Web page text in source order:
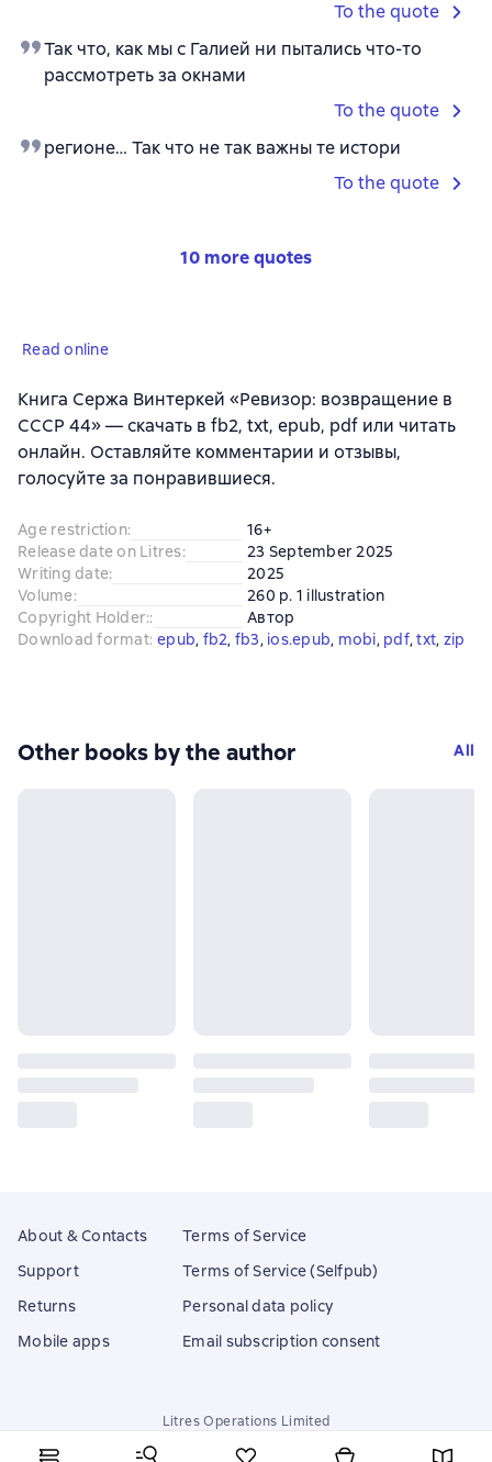
To the quote
Так что, как мы с Галией ни пытались что-то
рассмотреть за окнами
To the quote
регионе… Так что не так важны те истори
To the quote
10 more quotes
Read online
Книга Сержа Винтеркей «Ревизор: возвращение в
СССР 44» — скачать в fb2, txt, epub, pdf или читать
онлайн. Оставляйте комментарии и отзывы,
голосуйте за понравившиеся.
Age restriction:
16+
Release date on Litres:
23 September 2025
Writing date:
2025
Volume:
260 p. 1 illustration
Copyright Holder::
Автор
Download format: epub, fb2, fb3, ios.epub, mobi, pdf, txt, zip
Other books by the author All
About & Contacts
Support
Returns
Mobile apps
Terms of Service
Terms of Service (Selfpub)
Personal data policy
Email subscription consent
Litres Operations Limited